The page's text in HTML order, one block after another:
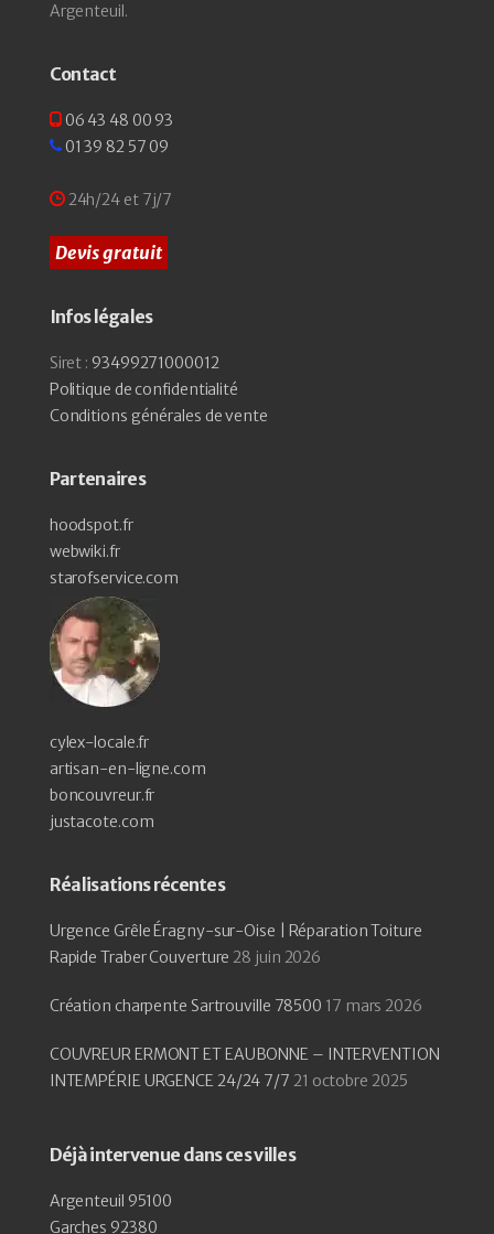
Argenteuil.
Contact
06 43 48 00 93
01 39 82 57 09
24h/24 et 7j/7
Devis gratuit
Infos légales
Siret : 93499271000012
Politique de confidentialité
Conditions générales de vente
Partenaires
hoodspot.fr
webwiki.fr
starofservice.com
cylex-locale.fr
artisan-en-ligne.com
boncouvreur.fr
justacote.com
Réalisations récentes
Urgence Grêle Éragny-sur-Oise | Réparation Toiture
Rapide Traber Couverture 28 juin 2026
Création charpente Sartrouville 78500 17 mars 2026
COUVREUR ERMONT ET EAUBONNE – INTERVENTION
INTEMPÉRIE URGENCE 24/24 7/7 21 octobre 2025
Déjà intervenue dans ces villes
Argenteuil 95100
Garches 92380